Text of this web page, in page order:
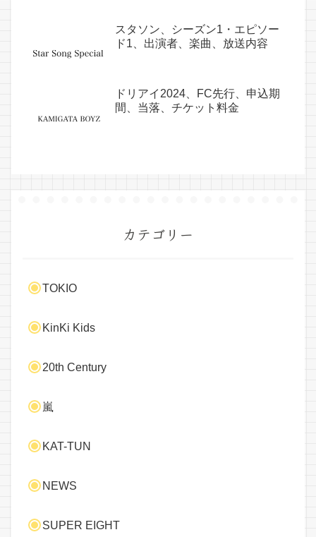
スタソン、シーズン1・エピソー
ド1、出演者、楽曲、放送内容
ドリアイ2024、FC先行、申込期
間、当落、チケット料金
カテゴリー
TOKIO
KinKi Kids
20th Century
嵐
KAT-TUN
NEWS
SUPER EIGHT